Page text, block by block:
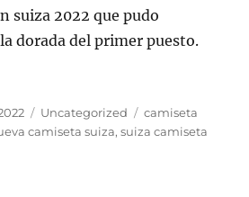
suiza 2022 que pudo
dorada del primer puesto.
Categorías
Uncategorized Etiquetas
camiseta
camiseta suiza,suiza camiseta